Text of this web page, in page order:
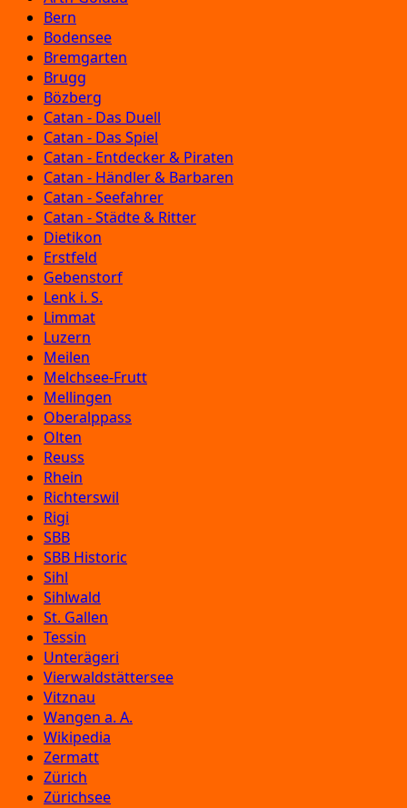
Bern
Bodensee
Bremgarten
Brugg
Bözberg
Catan - Das Duell
Catan - Das Spiel
Catan - Entdecker & Piraten
Catan - Händler & Barbaren
Catan - Seefahrer
Catan - Städte & Ritter
Dietikon
Erstfeld
Gebenstorf
Lenk i. S.
Limmat
Luzern
Meilen
Melchsee-Frutt
Mellingen
Oberalppass
Olten
Reuss
Rhein
Richterswil
Rigi
SBB
SBB Historic
Sihl
Sihlwald
St. Gallen
Tessin
Unterägeri
Vierwaldstättersee
Vitznau
Wangen a. A.
Wikipedia
Zermatt
Zürich
Zürichsee